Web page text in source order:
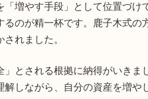
増やす手段」として位置づ
のが精一杯です。鹿子木式
れました。
とされる根拠に納得がいきま
しながら、自分の資産を増や